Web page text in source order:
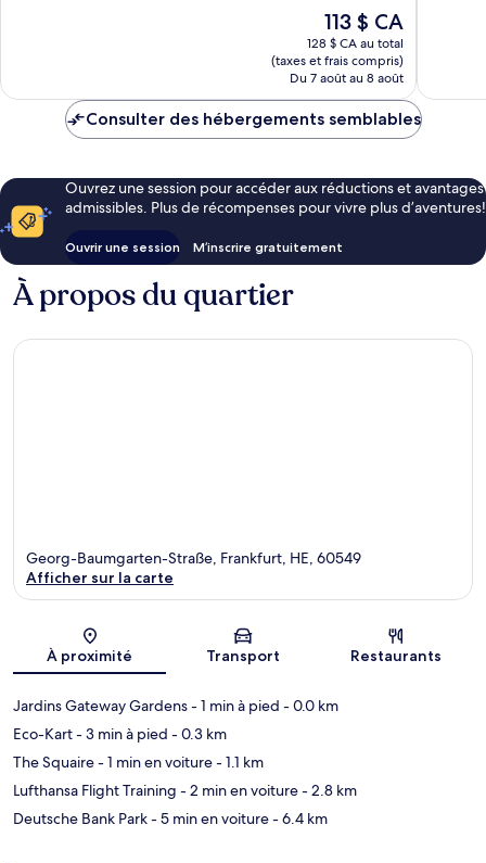
Le
prix
est
de
113 $ CA
113 $ CA
128 $ CA au total
(taxes et frais compris)
Du 7 août au 8 août
Consulter des hébergements semblables
Ouvrez une session pour accéder aux réductions et avantages
admissibles. Plus de récompenses pour vivre plus d’aventures!
Ouvrir une session M’inscrire gratuitement
À propos du quartier
Carte
Georg-Baumgarten-Straße, Frankfurt, HE, 60549
Afficher sur la carte
À proximité Transport Restaurants
Jardins Gateway Gardens- 1 min à pied - 0.0 km
Eco-Kart- 3 min à pied - 0.3 km
The Squaire- 1 min en voiture- 1.1 km
Lufthansa Flight Training - 2 min en voiture- 2.8 km
Deutsche Bank Park- 5 min en voiture- 6.4 km